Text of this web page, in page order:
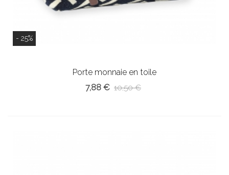
- 25%
Porte monnaie en toile
7,88 € 10,50 €